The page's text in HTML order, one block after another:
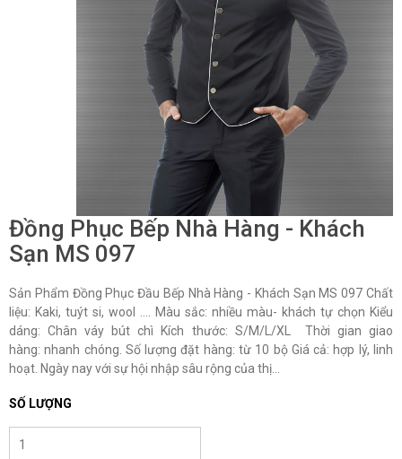
Đồng Phục Bếp Nhà Hàng - Khách
Sạn MS 097
Sản Phẩm Đồng Phục Đầu Bếp Nhà Hàng - Khách Sạn MS 097 Chất
liệu: Kaki, tuýt si, wool …. Màu sắc: nhiều màu- khách tự chọn Kiểu
dáng: Chân váy bút chì Kích thước: S/M/L/XL Thời gian giao
hàng: nhanh chóng. Số lượng đặt hàng: từ 10 bộ Giá cả: hợp lý, linh
hoạt. Ngày nay với sự hội nhập sâu rộng của thị...
SỐ LƯỢNG